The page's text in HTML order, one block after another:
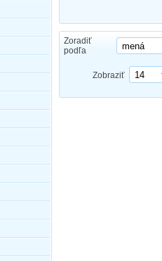
Zoradiť
podľa
Zobraziť